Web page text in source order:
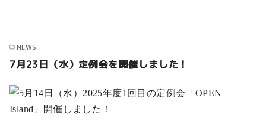
NEWS
7月23日（水）定例会を開催しました！